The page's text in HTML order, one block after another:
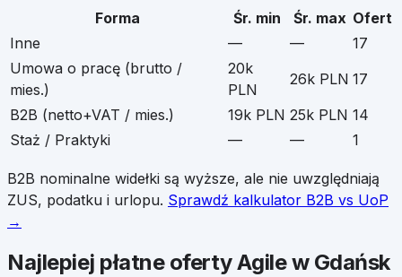
Forma Śr. min Śr. max Ofert
Inne
— —
17
Umowa o pracę (brutto /
mies.)
20k
PLN
26k PLN 17
B2B (netto+VAT / mies.)
19k PLN 25k PLN 14
Staż / Praktyki
— — 1
B2B nominalne widełki są wyższe, ale nie uwzględniają
ZUS, podatku i urlopu. Sprawdź kalkulator B2B vs UoP
→
Najlepiej płatne ofertyAgilew Gdańsk